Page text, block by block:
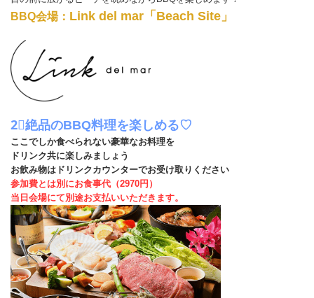
BBQ会場： Link del mar 「Beach Site」
2⃣絶品のBBQ料理を楽しめる♡
ここでしか食べられない豪華なお料理を
ドリンク共に楽しみましょう
お飲み物はドリンクカウンターでお受け取りください
参加費とは別にお食事代（2970円）
当日会場にて別途お支払いいただきます。